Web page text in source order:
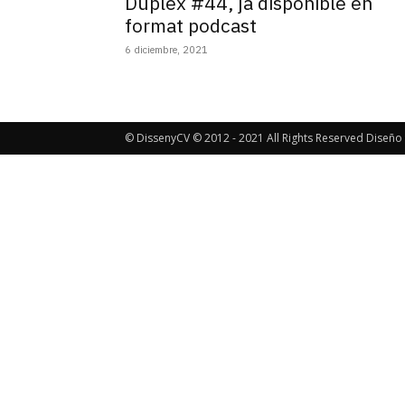
format podcast
6 diciembre, 2021
© DissenyCV © 2012 - 2021 All Rights Reserved